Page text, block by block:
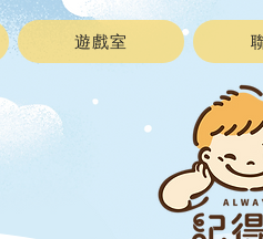
遊戲室